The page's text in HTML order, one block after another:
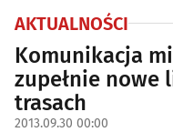
AKTUALNOŚCI
Komunikacja
zupełnie
trasach
2013.09.30 00:00